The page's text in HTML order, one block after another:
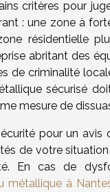
critères pour
: une zone à
résidentielle
abritant des
de criminalité
sécurisé
mesure de
pour un avis
de votre
En cas de
métallique à